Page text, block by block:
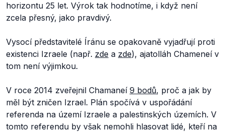
horizontu 25 let. Výrok tak hodnotíme, i když není
zcela přesný, jako pravdivý.
Vysocí představitelé Íránu se opakovaně vyjadřují proti
existenci Izraele (např. zde a zde), ajatolláh Chameneí v
tom není výjimkou.
V roce 2014 zveřejnil Chamaneí 9 bodů, proč a jak by
měl být zničen Izrael. Plán spočívá v uspořádání
referenda na území Izraele a palestinských územích. V
tomto referendu by však nemohli hlasovat lidé, kteří na